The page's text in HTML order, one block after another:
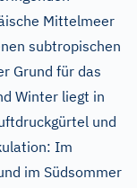
Mittelmeer
subtropischen
Grund für das
Winter liegt in
und
Im
im Südsommer